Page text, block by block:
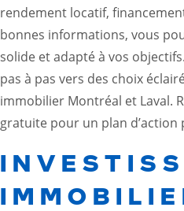
rendement locatif,
bonnes informations, vous
solide et adapté à vos
pas à pas vers des choix
immobilier Montréal et Laval.
gratuite pour un plan d’action